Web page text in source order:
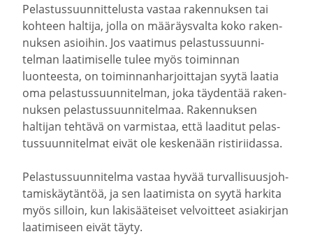
Pelas­tus­suun­nit­te­lusta vastaa raken­nuksen tai
kohteen haltija, jolla on määräys­valta koko raken­
nuksen asioihin. Jos vaatimus pelas­tus­suun­ni­
telman laati­mi­selle tulee myös toiminnan
luonteesta, on toimin­nan­har­joit­tajan syytä laatia
oma pelas­tus­suun­ni­telman, joka täydentää raken­
nuksen pelas­tus­suun­ni­telmaa. Raken­nuksen
haltijan tehtävä on varmistaa, että laaditut pelas­
tus­suun­ni­telmat eivät ole keskenään risti­rii­dassa.
Pelas­tus­suun­ni­telma vastaa hyvää turval­li­suus­joh­
ta­mis­käy­täntöä, ja sen laati­mista on syytä harkita
myös silloin, kun lakisää­teiset velvoitteet asiakirjan
laati­miseen eivät täyty.